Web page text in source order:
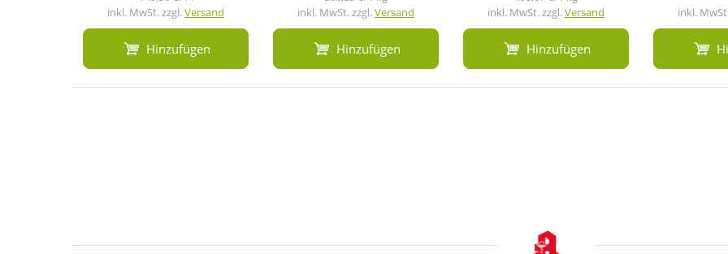
inkl. MwSt. zzgl.Versand
Hinzufügen
inkl. MwSt. zzgl.Versand
Hinzufügen
inkl. MwSt. zzgl.Versand
Hinzufügen
inkl.